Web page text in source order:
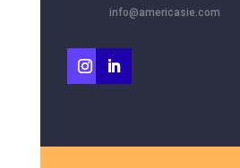
info@americasie.com